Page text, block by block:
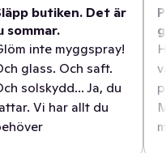
butiken. Det är
sommar.
inte myggspray!
glass. Och saft.
solskydd... Ja, du
Vi har allt du